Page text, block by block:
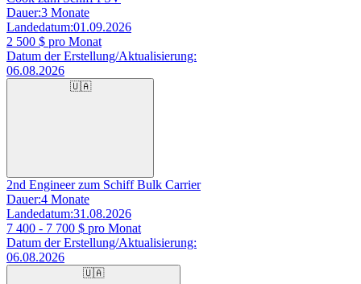
Dauer:3 Monate
Landedatum:01.09.2026
2 500 $ pro Monat
Datum der Erstellung/Aktualisierung:
06.08.2026
🇺🇦
2nd Engineer zum Schiff Bulk Carrier
Dauer:4 Monate
Landedatum:31.08.2026
7 400 - 7 700 $ pro Monat
Datum der Erstellung/Aktualisierung:
06.08.2026
🇺🇦